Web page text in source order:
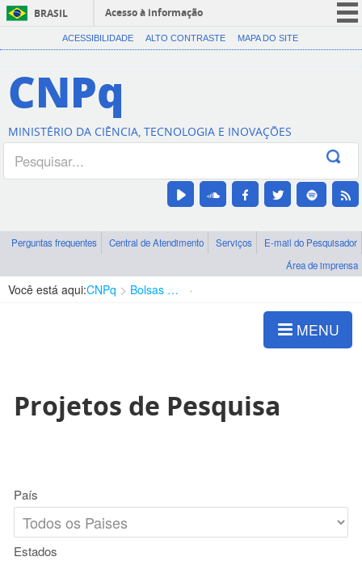
BRASIL
Acesso à informação
CORONAVÍRUS (COVID-19)
Canais
ACESSIBILIDADE ALTO CONTRASTE MAPA DO SITE
CNPq
MINISTÉRIO DA CIÊNCIA, TECNOLOGIA E INOVAÇÕES
Perguntas frequentes Central de Atendimento Serviços
E-mail do Pesquisador
Área de imprensa
Você está aqui:CNPq Bolsas e Auxílios Vigentes
MENU
Projetos de Pesquisa
País
Estados